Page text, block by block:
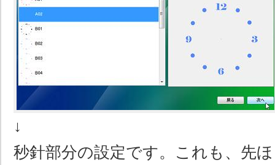
↓
秒針部分の設定です。これも、先